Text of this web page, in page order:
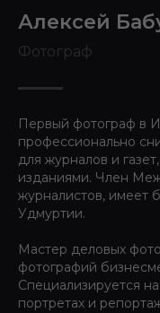
Алексей
Фотограф
Первый фотограф в
профессионально
для журналов и
изданиями. Член
журналистов, имеет
Удмуртии.
Мастер деловых
фотографий
Специализируется
портретах и